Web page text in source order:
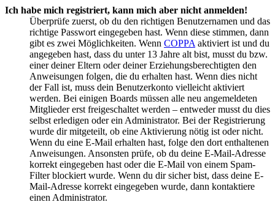
Ich habe mich registriert, kann mich aber nicht anmelden!
Überprüfe zuerst, ob du den richtigen Benutzernamen und das
richtige Passwort eingegeben hast. Wenn diese stimmen, dann
gibt es zwei Möglichkeiten. Wenn COPPA aktiviert ist und du
angegeben hast, dass du unter 13 Jahre alt bist, musst du bzw.
einer deiner Eltern oder deiner Erziehungsberechtigten den
Anweisungen folgen, die du erhalten hast. Wenn dies nicht
der Fall ist, muss dein Benutzerkonto vielleicht aktiviert
werden. Bei einigen Boards müssen alle neu angemeldeten
Mitglieder erst freigeschaltet werden – entweder musst du dies
selbst erledigen oder ein Administrator. Bei der Registrierung
wurde dir mitgeteilt, ob eine Aktivierung nötig ist oder nicht.
Wenn du eine E-Mail erhalten hast, folge den dort enthaltenen
Anweisungen. Ansonsten prüfe, ob du deine E-Mail-Adresse
korrekt eingegeben hast oder die E-Mail von einem Spam-
Filter blockiert wurde. Wenn du dir sicher bist, dass deine E-
Mail-Adresse korrekt eingegeben wurde, dann kontaktiere
einen Administrator.